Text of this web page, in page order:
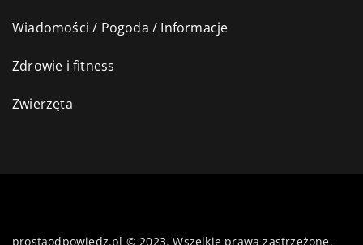
Wiadomości / Pogoda / Informacje
Zdrowie i fitness
Zwierzęta
prostaodpowiedz.pl © 2023. Wszelkie prawa zastrzeżone.